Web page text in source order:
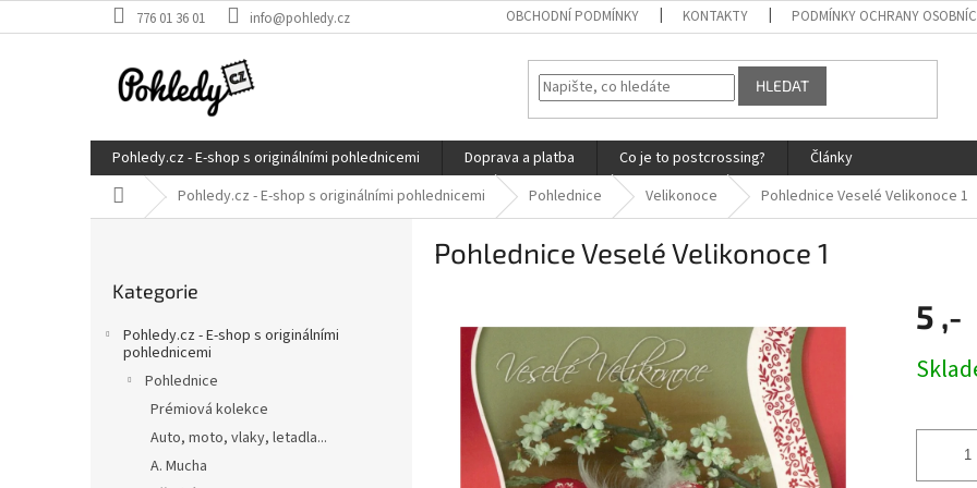
na
776 01 36 01 info@pohledy.cz OBCHODNÍ PODMÍNKY KONTAKTY PODMÍNKY OCHRANY
HLEDAT
Pohledy.cz - E-shop s originálními pohlednicemi Doprava a platba Co je to postcrossing?
Články
Domů Pohledy.cz - E-shop s originálními pohlednicemi Pohlednice Velikonoce Pohlednice Veselé Velikonoce 1
kategorie
Kategorie
Pohledy.cz - E-shop s originálními
pohlednicemi
Pohlednice
Prémiová kolekce
Auto, moto, vlaky, letadla...
A. Mucha
Pohlednice Veselé Velikonoce 1
5 ,-
cena: